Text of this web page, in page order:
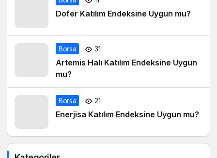
Dofer Katılım Endeksine Uygun mu?
Borsa 31
Artemis Halı Katılım Endeksine Uygun
mu?
Borsa 21
Enerjisa Katılım Endeksine Uygun mu?